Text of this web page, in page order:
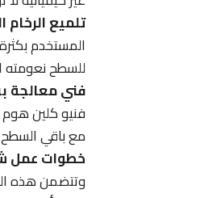
تلميع الرخام
المستخدم
للسطح نعومته
فني معالجة
فنيو كلين
مع باقي
خطوات عمل
وتتضمن هذه